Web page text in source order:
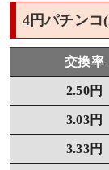
4円パチンコ
交換率
2.50円
3.03円
3.33円